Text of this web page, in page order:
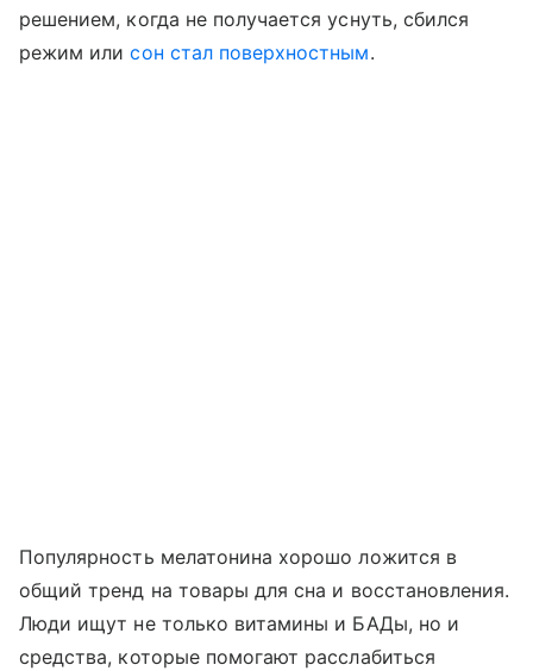
решением, когда не получается уснуть, сбился
режим илисон стал поверхностным.
Популярность мелатонина хорошо ложится в
общий тренд на товары для сна и восстановления.
Люди ищут не только витамины и БАДы, но и
средства, которые помогают расслабиться